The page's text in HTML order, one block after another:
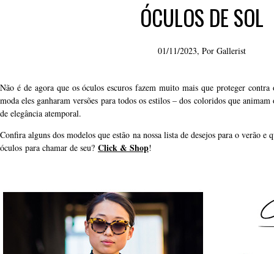
ÓCULOS DE SOL
01/11/2023, Por Gallerist
Não é de agora que os óculos escuros fazem muito mais que proteger contra
moda eles ganharam versões para todos os estilos – dos coloridos que
de elegância atemporal.
Confira alguns dos modelos que estão na nossa lista de desejos para o verão e
óculos para chamar de seu? Click & Shop!